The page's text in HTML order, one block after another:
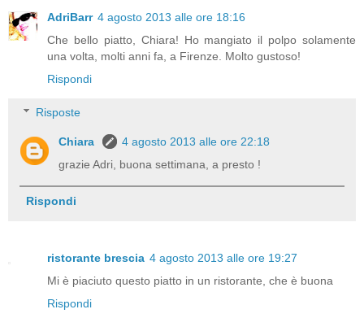
AdriBarr 4 agosto 2013 alle ore 18:16
Che bello piatto, Chiara! Ho mangiato il polpo solamente
una volta, molti anni fa, a Firenze. Molto gustoso!
Rispondi
Risposte
Chiara
4 agosto 2013 alle ore 22:18
grazie Adri, buona settimana, a presto !
Rispondi
ristorante brescia 4 agosto 2013 alle ore 19:27
Mi è piaciuto questo piatto in un ristorante, che è buona
Rispondi